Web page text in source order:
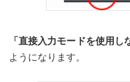
「直接入力モードを使用し
ようになります。